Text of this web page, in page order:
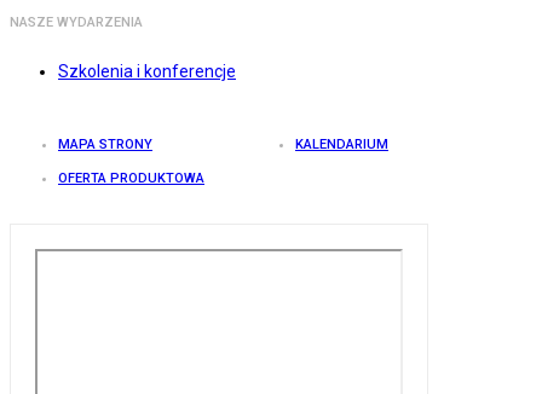
NASZE WYDARZENIA
Szkolenia i konferencje
MAPA STRONY KALENDARIUM
OFERTA PRODUKTOWA